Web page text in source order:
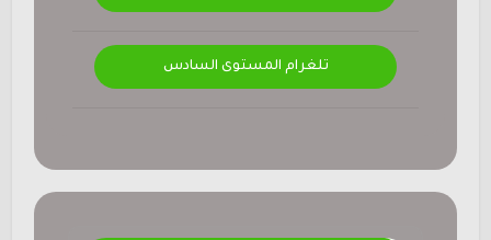
تلغرام المستوى السادس